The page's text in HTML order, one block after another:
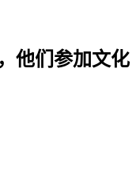
他们参加文化